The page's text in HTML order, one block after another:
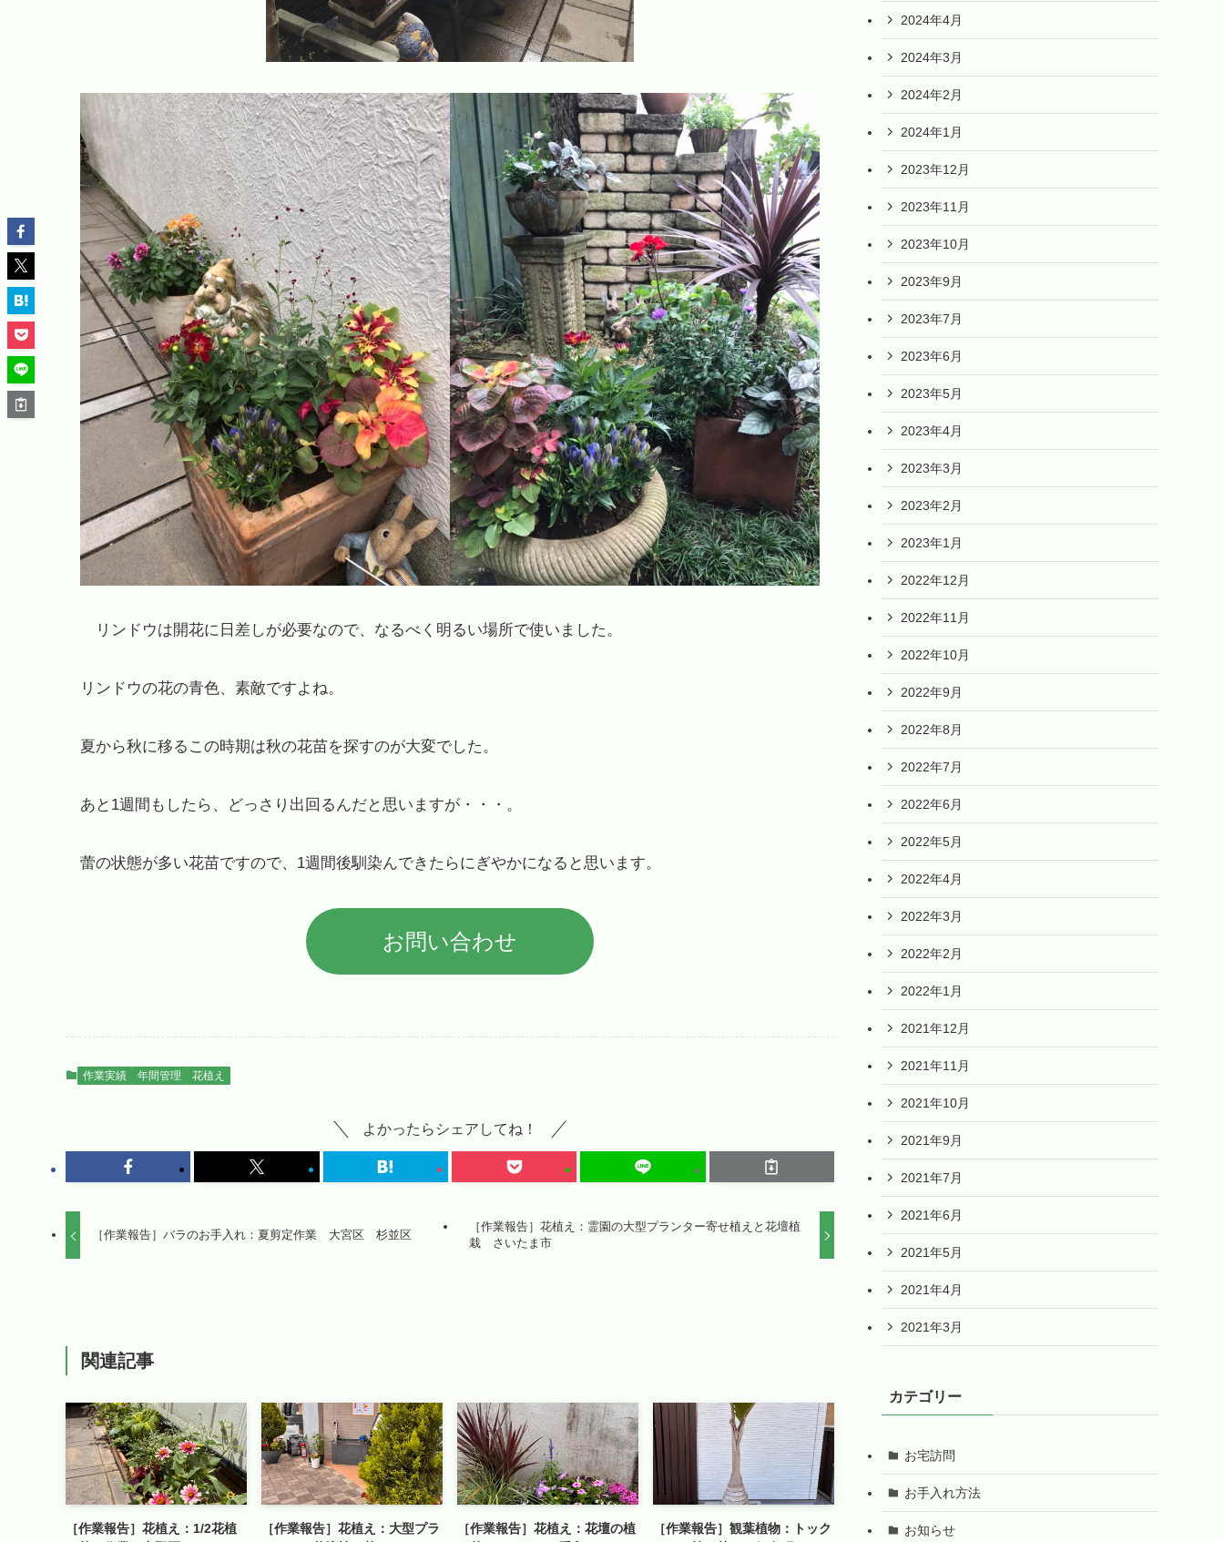
リンドウは開花に日差しが必要なので、なるべく明るい場所で使いました。
リンドウの花の青色、素敵ですよね。
夏から秋に移るこの時期は秋の花苗を探すのが大変でした。
あと1週間もしたら、どっさり出回るんだと思いますが・・・。
蕾の状態が多い花苗ですので、1週間後馴染んできたらにぎやかになると思います。
お問い合わせ
作業実績 年間管理 花植え
よかったらシェアしてね！
［作業報告］バラのお手入れ：夏剪定作業 大宮区 杉並区
［作業報告］花植え：霊園の大型プランター寄せ植えと花壇植
栽 さいたま市
関連記事
［作業報告］花植え：1/2花植
［作業報告］花植え：大型プラ
［作業報告］花植え：花壇の植
［作業報告］観葉植物：トック
2024年4月
2024年3月
2024年2月
2024年1月
2023年12月
2023年11月
2023年10月
2023年9月
2023年7月
2023年6月
2023年5月
2023年4月
2023年3月
2023年2月
2023年1月
2022年12月
2022年11月
2022年10月
2022年9月
2022年8月
2022年7月
2022年6月
2022年5月
2022年4月
2022年3月
2022年2月
2022年1月
2021年12月
2021年11月
2021年10月
2021年9月
2021年7月
2021年6月
2021年5月
2021年4月
2021年3月
カテゴリー
お宅訪問
お手入れ方法
お知らせ